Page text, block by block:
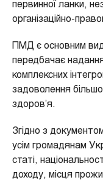
первинної ланки,
організаційно-
ПМД є основним
передбачає
комплексних
задоволення
здоров’я.
Згідно з
усім громадянам
статі,
доходу, місця